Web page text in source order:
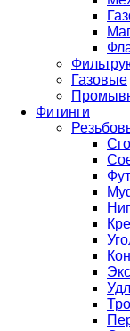
Газовые
Фитинги